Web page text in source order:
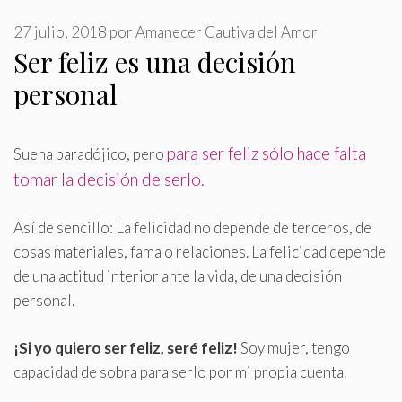
Ser feliz es una decisión
personal
27 julio, 2018 porAmanecer Cautiva del Amor
Suena paradójico, pero para ser feliz sólo hace falta
tomar la decisión de serlo.
Así de sencillo: La felicidad no depende de terceros, de
cosas materiales, fama o relaciones. La felicidad depende
de una actitud interior ante la vida, de una decisión
personal.
¡Si yo quiero ser feliz, seré feliz!Soy mujer, tengo
capacidad de sobra para serlo por mi propia cuenta.